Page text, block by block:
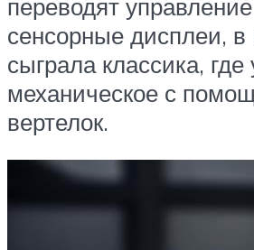
переводят
сенсорные дисплеи,
сыграла классика,
механическое с
вертелок.